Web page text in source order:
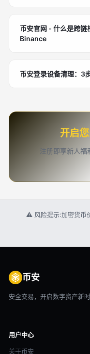
币安官网 - 什么是跨链
Binance
币安登录设备清理：3
开启
注册即享新人
⚠ 风险提示:加密货币
币安
安全交易，开启数字资产新
用户中心
关于币安